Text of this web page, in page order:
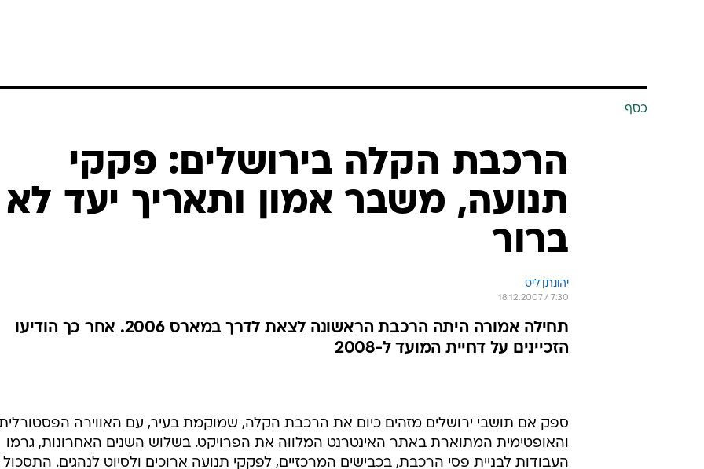
כסף
הרכבת הקלה בירושלים: פקקי
תנועה, משבר אמון ותאריך יעד לא
ברור
יהונתן ליס
18.12.2007 / 7:30
תחילה אמורה היתה הרכבת הראשונה לצאת לדרך במארס 2006. אחר כך הודיעו
הזכיינים על דחיית המועד ל-2008
ספק אם תושבי ירושלים מזהים כיום את הרכבת הקלה, שמוקמת בעיר, עם האווירה
והאופטימית המתוארת באתר האינטרנט המלווה את הפרויקט. בשלוש השנים האחרונות, גרמו
העבודות לבניית פסי הרכבת, בכבישים המרכזיים, לפקקי תנועה ארוכים ולסיוט לנהגים.